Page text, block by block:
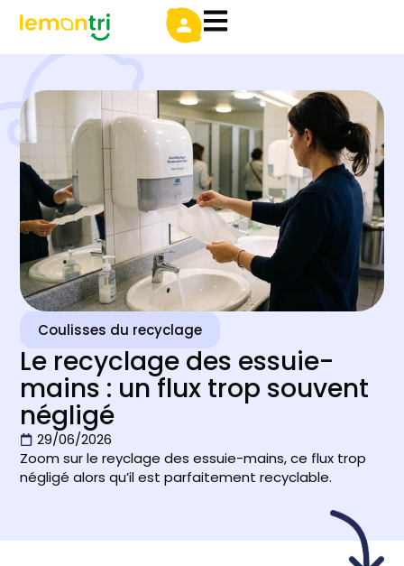
Coulisses du recyclage
Le recyclage des essuie-
mains : un flux trop souvent
négligé
29/06/2026
Zoom sur le reyclage des essuie-mains, ce flux trop
négligé alors qu’il est parfaitement recyclable.